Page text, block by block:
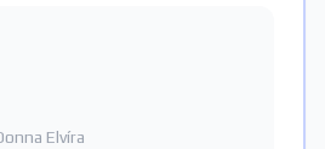
Elvíra